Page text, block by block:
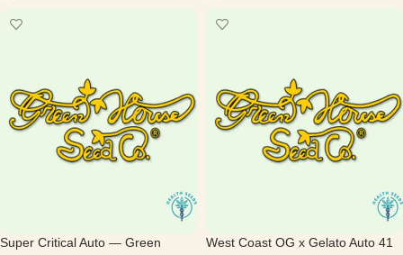
Super Critical Auto — Green
West Coast OG x Gelato Auto 41